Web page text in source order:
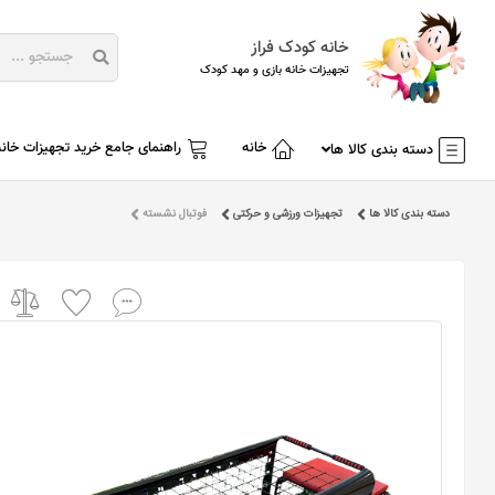
خانه کودک فراز
تجهیزات خانه بازی و مهد کودک
دسته بندی کالا ها خانه راهنمای جامع خرید تجهیزات
دسته بندی کالا ها تجهیزات ورزشی و حرکتی فوتبال نشسته